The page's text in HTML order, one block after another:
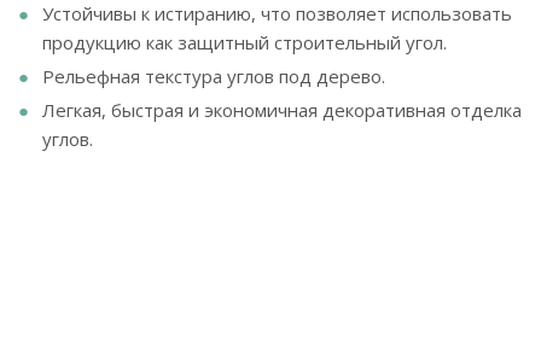
Устойчивы к истиранию, что позволяет использовать
продукцию как защитный строительный угол.
Рельефная текстура углов под дерево.
Легкая, быстрая и экономичная декоративная отделка
углов.